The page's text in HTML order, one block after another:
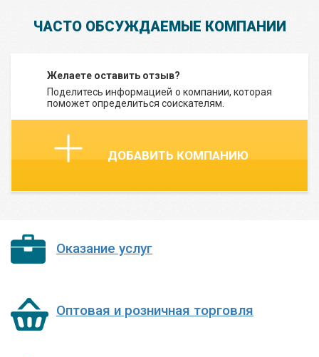
ЧАСТО ОБСУЖДАЕМЫЕ КОМПАНИИ
Желаете оставить отзыв?
Поделитесь информацией о компании, которая
поможет определиться соискателям.
ДОБАВИТЬ КОМПАНИЮ
Оказание услуг
Оптовая и розничная торговля